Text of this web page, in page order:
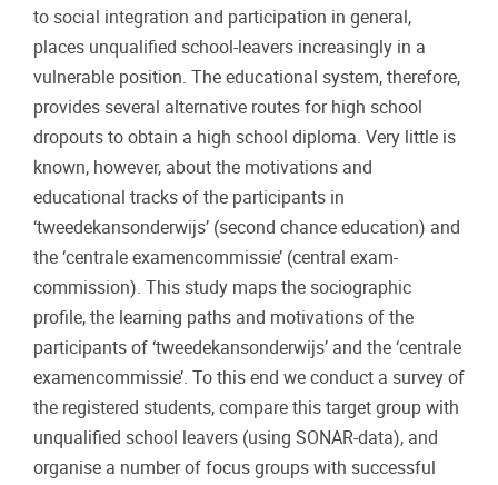
to social integration and participation in general,
places unqualified school-leavers increasingly in a
vulnerable position. The educational system, therefore,
provides several alternative routes for high school
dropouts to obtain a high school diploma. Very little is
known, however, about the motivations and
educational tracks of the participants in
‘tweedekansonderwijs’ (second chance education) and
the ‘centrale examencommissie’ (central exam-
commission). This study maps the sociographic
profile, the learning paths and motivations of the
participants of ‘tweedekansonderwijs’ and the ‘centrale
examencommissie’. To this end we conduct a survey of
the registered students, compare this target group with
unqualified school leavers (using SONAR-data), and
organise a number of focus groups with successful